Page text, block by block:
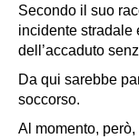
Secondo il suo
incidente stradale
dell’accaduto
Da qui sarebbe
soccorso.
Al momento,